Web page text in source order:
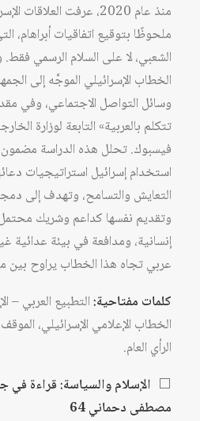
منذ عام 2020، عرفت
ملحوظًا بتوقيع اتفاقيات أبراهام،
الشعبي، لا على السلام الرسمي
الخطاب الإسرائيلي الموجَّه إلى
وسائل التواصل الاجتماعي، وفي
تتكلم بالعربية» التابعة لوزارة
فيسبوك. تحلل هذه الدراسة
استخدام إسرائيل استراتيجيات
التعايش والتسامح، وتهدف إلى
وتقديم نفسها كداعم وشريك
إنسانية، ومدافعة في بيئة عدائية
عربي تجاه هذا الخطاب يراوح
كلمات مفتاحية:التطبيع العربي –
الخطاب الإعلامي الإسرائيلي،
الرأي العام.
⬜ الإسلام والسياسة: قراءة
مصطفى دحماني 64